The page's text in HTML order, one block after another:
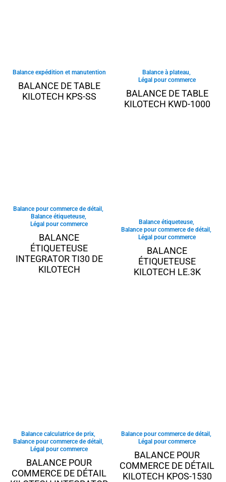
Balance expédition et manutention
BALANCE DE TABLE
KILOTECH KPS-SS
Balance à plateau
Légal pour commerce
BALANCE DE TABLE
KILOTECH KWD-1000
Balance pour commerce de détail
Balance étiqueteuse,
Légal pour commerce
BALANCE
ÉTIQUETEUSE
INTEGRATOR TI30 DE
KILOTECH
Balance étiqueteuse,
Balance pour commerce de détail ,
Légal pour commerce
BALANCE
ÉTIQUETEUSE
KILOTECH LE.3K
Balance calculatrice de prix,
Balance pour commerce de détail ,
Légal pour commerce
BALANCE POUR
COMMERCE DE DÉTAIL
Balance pour commerce de détail ,
Légal pour commerce
BALANCE POUR
COMMERCE DE DÉTAIL
KILOTECH KPOS-1530